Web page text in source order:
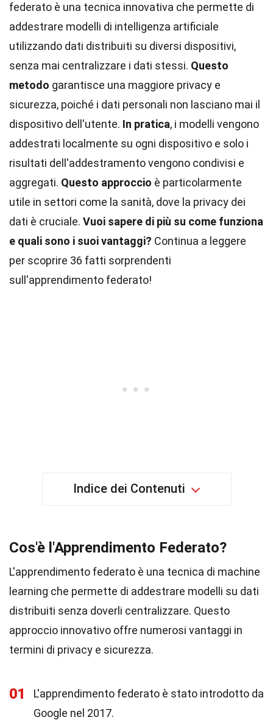
federato è una tecnica innovativa che permette di
addestrare modelli di intelligenza artificiale
utilizzando dati distribuiti su diversi dispositivi,
senza mai centralizzare i dati stessi. Questo
metodo garantisce una maggiore privacy e
sicurezza, poiché i dati personali non lasciano mai il
dispositivo dell'utente. In pratica, i modelli vengono
addestrati localmente su ogni dispositivo e solo i
risultati dell'addestramento vengono condivisi e
aggregati. Questo approccio è particolarmente
utile in settori come la sanità, dove la privacy dei
dati è cruciale. Vuoi sapere di più su come funziona
e quali sono i suoi vantaggi? Continua a leggere
per scoprire 36 fatti sorprendenti
sull'apprendimento federato!
Indice dei Contenuti
Cos'è l'Apprendimento Federato?
L'apprendimento federato è una tecnica di machine
learning che permette di addestrare modelli su dati
distribuiti senza doverli centralizzare. Questo
approccio innovativo offre numerosi vantaggi in
termini di privacy e sicurezza.
01
L'apprendimento federato è stato introdotto da
Google nel 2017.